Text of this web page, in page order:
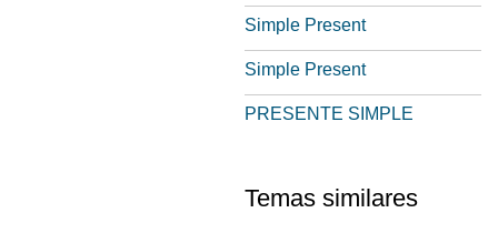
Simple Present
Simple Present
PRESENTE SIMPLE
Temas similares